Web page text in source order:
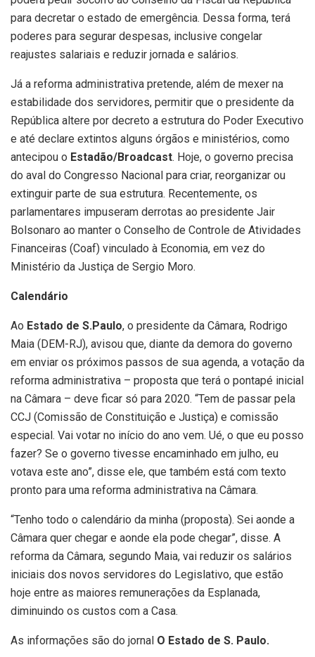
para decretar o estado de emergência. Dessa forma, terá
poderes para segurar despesas, inclusive congelar
reajustes salariais e reduzir jornada e salários.
Já a reforma administrativa pretende, além de mexer na
estabilidade dos servidores, permitir que o presidente da
República altere por decreto a estrutura do Poder Executivo
e até declare extintos alguns órgãos e ministérios, como
antecipou o Estadão/Broadcast. Hoje, o governo precisa
do aval do Congresso Nacional para criar, reorganizar ou
extinguir parte de sua estrutura. Recentemente, os
parlamentares impuseram derrotas ao presidente Jair
Bolsonaro ao manter o Conselho de Controle de Atividades
Financeiras (Coaf) vinculado à Economia, em vez do
Ministério da Justiça de Sergio Moro.
Calendário
Ao Estado de S.Paulo, o presidente da Câmara, Rodrigo
Maia (DEM-RJ), avisou que, diante da demora do governo
em enviar os próximos passos de sua agenda, a votação da
reforma administrativa – proposta que terá o pontapé inicial
na Câmara – deve ficar só para 2020. “Tem de passar pela
CCJ (Comissão de Constituição e Justiça) e comissão
especial. Vai votar no início do ano vem. Ué, o que eu posso
fazer? Se o governo tivesse encaminhado em julho, eu
votava este ano”, disse ele, que também está com texto
pronto para uma reforma administrativa na Câmara.
“Tenho todo o calendário da minha (proposta). Sei aonde a
Câmara quer chegar e aonde ela pode chegar”, disse. A
reforma da Câmara, segundo Maia, vai reduzir os salários
iniciais dos novos servidores do Legislativo, que estão
hoje entre as maiores remunerações da Esplanada,
diminuindo os custos com a Casa.
As informações são do jornal O Estado de S. Paulo.